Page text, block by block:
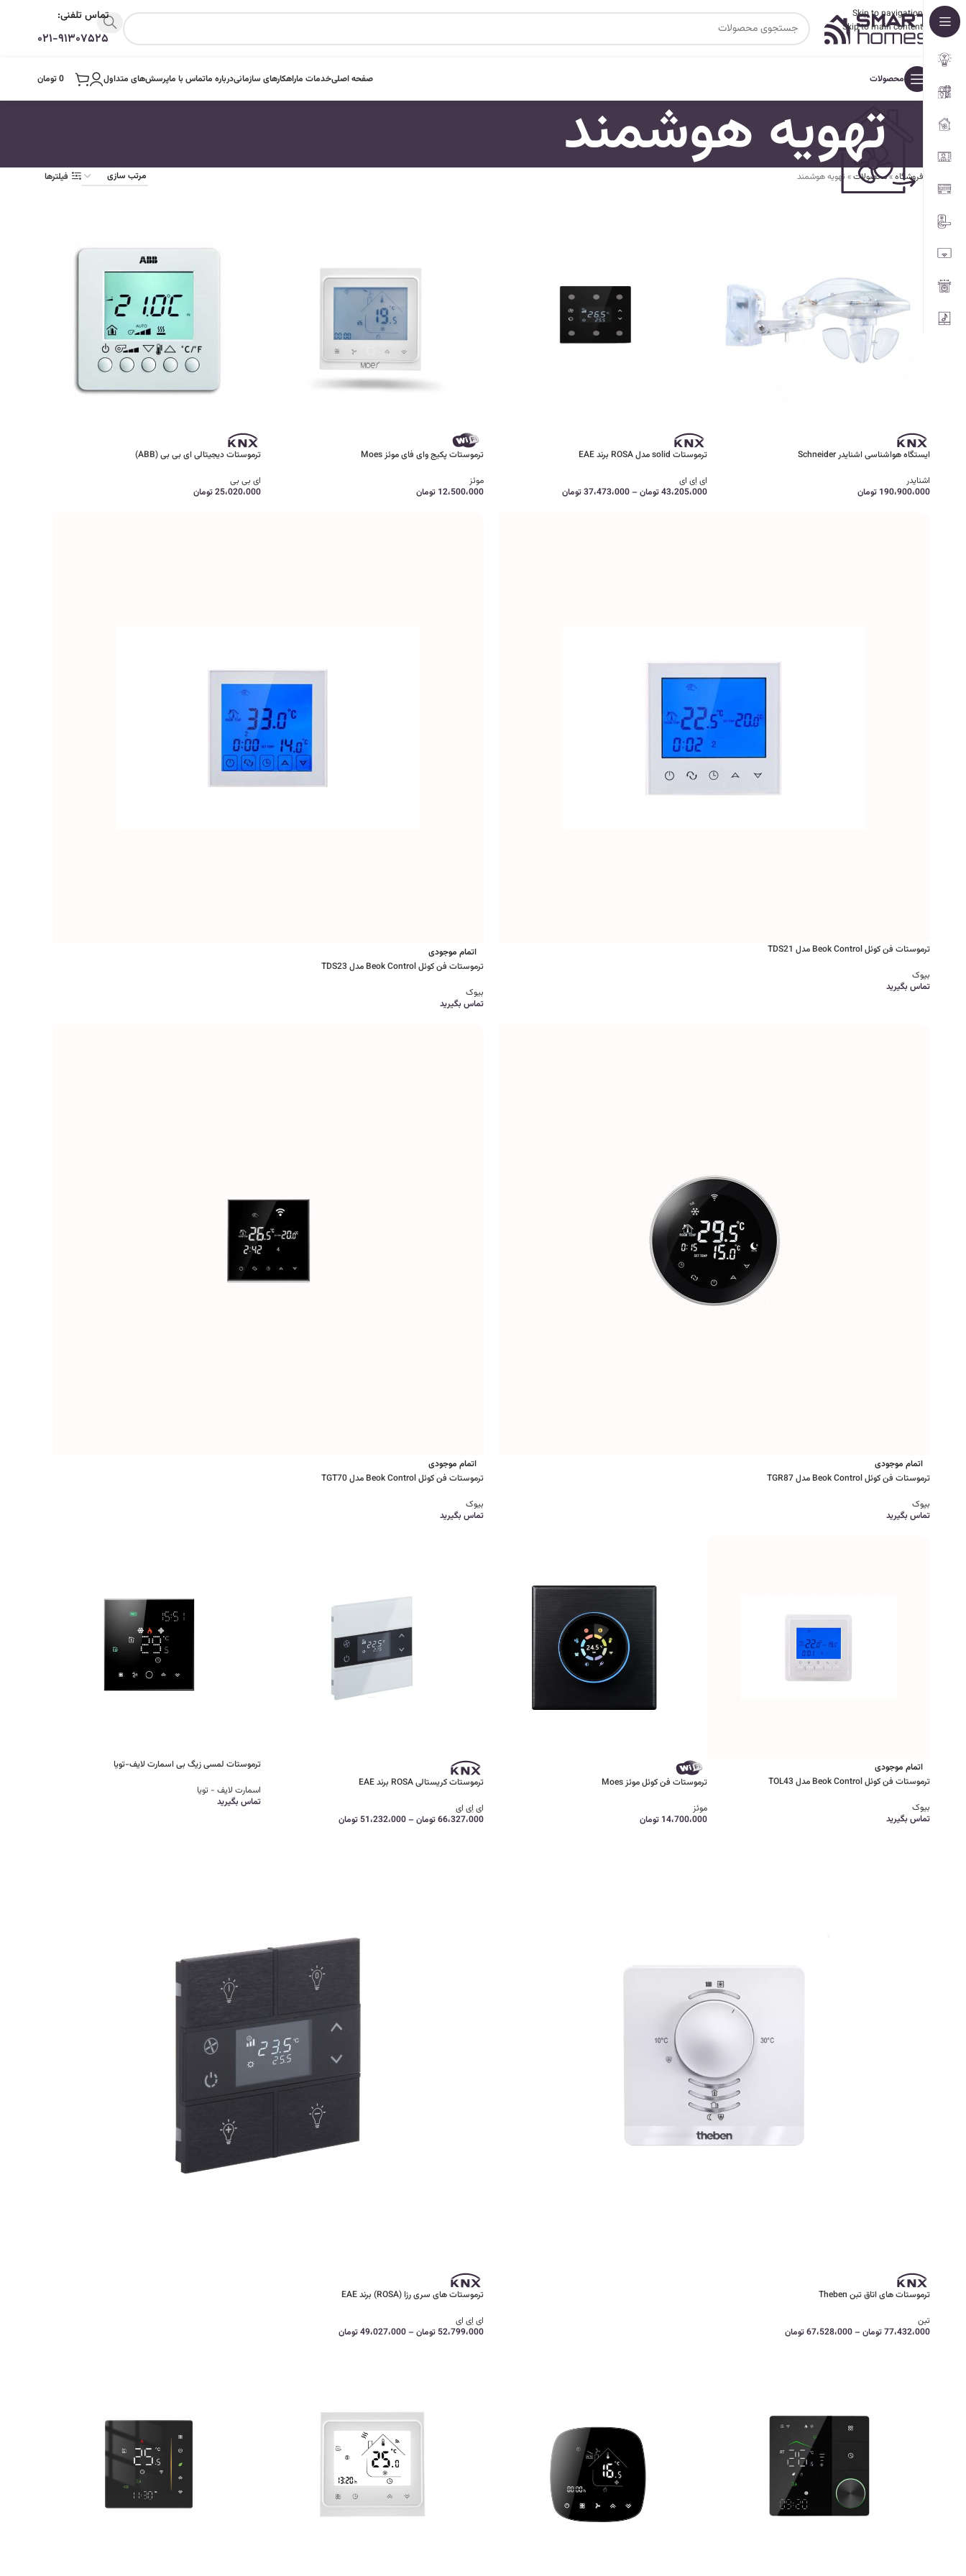
Skip to navigation
Skip to main content
تماس تلفنی:
۰۲۱-۹۱۳۰۷۵۲۵
محصولات صفحه اصلیخدمات ماراهکارهای سازمانیدرباره ماتماس با ماپرسش‌های متداول 0تومان
تهویه هوشمند فروشگاه»محصولات» تهویه هوشمند فیلترها
ایستگاه هواشناسی اشنایدر Schneider
اشنایدر
190،900،000 تومان
ترموستات solid مدل ROSA برند EAE
ای اِی ای
43،205،000تومان –37،473،000تومان
ترموستات پکیج وای فای موئز Moes
موئز
12،500،000 تومان
ترموستات دیجیتالی ای بی بی (ABB)
ای بی بی
25،020،000تومان
ترموستات فن کوئل Beok Control مدل TDS21
بیوک
تماس بگیرید
اتمام موجودی
ترموستات فن کوئل Beok Control مدل TDS23
بیوک
تماس بگیرید
اتمام موجودی
ترموستات فن کوئل Beok Control مدل TGR87
بیوک
تماس بگیرید
اتمام موجودی
ترموستات فن کوئل Beok Control مدل TGT70
بیوک
تماس بگیرید
اتمام موجودی
ترموستات فن کوئل Beok Control مدل TOL43
بیوک
تماس بگیرید
ترموستات فن کوئل موئز Moes
موئز
14،700،000 تومان
ترموستات کریستالی ROSA برند EAE
ای اِی ای
66،327،000تومان –51،232،000تومان
ترموستات لمسی زیگ بی اسمارت لایف-تویا
اسمارت لایف - تویا
تماس بگیرید
ترموستات های اتاق تبن Theben
تبن
77،432،000تومان –67،528،000تومان
ترموستات های سری رزا (ROSA) برند EAE
ای اِی ای
52،799،000تومان –49،027،000تومان